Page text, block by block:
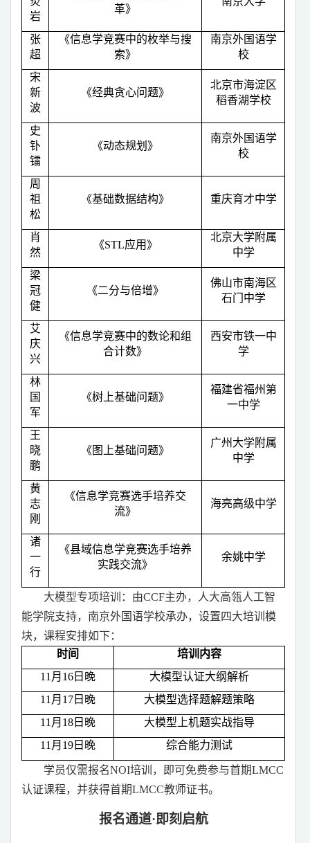
岩
革》
张
超
《信息学竞赛中的枚举与搜
索》
南京外国语学
校
宋
新
波
《经典贪心问题》
北京市海淀区
稻香湖学校
史
钋
镭
《动态规划》
南京外国语学
校
周
祖
松
《基础数据结构》 重庆育才中学
肖
然
《STL应用》
北京大学附属
中学
梁
冠
健
《二分与倍增》
佛山市南海区
石门中学
艾
庆
兴
《信息学竞赛中的数论和组
合计数》
西安市铁一中
学
林
国
军
《树上基础问题》
福建省福州第
一中学
王
晓
鹏
《图上基础问题》
广州大学附属
中学
黄
志
刚
《信息学竞赛选手培养交
流》
海亮高级中学
诸
一
行
《县域信息学竞赛选手培养
实践交流》
余姚中学
大模型专项培训：由CCF主办，人大高瓴人工智
能学院支持，南京外国语学校承办，设置四大培训模
块，课程安排如下：
时间
培训内容
11 月 16 日晚
大模型认证大纲解析
11 月 17 日晚
大模型选择题解题策略
11 月 18 日晚
大模型上机题实战指导
11 月 19 日晚 综合能力测试
学员仅需报名NOI培训，即可免费参与首期LMCC
认证课程，并获得首期LMCC教师证书。
报名通道·即刻启航